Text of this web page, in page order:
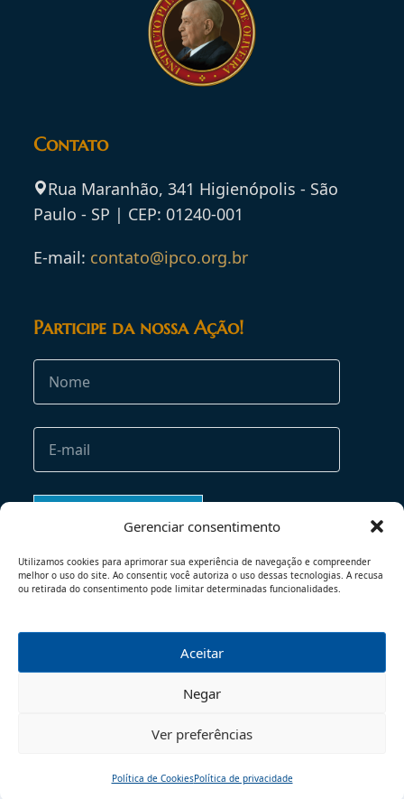
Gerenciar consentimento
Utilizamos cookies para aprimorar sua experiência de navegação e compreender
melhor o uso do site. Ao consentir, você autoriza o uso dessas tecnologias. A recusa
ou retirada do consentimento pode limitar determinadas funcionalidades.
Aceitar
Negar
Ver preferências
Política de CookiesPolítica de privacidade
Contato
Rua Maranhão, 341 Higienópolis - São
Paulo - SP | CEP: 01240-001
E-mail: contato@ipco.org.br
Participe da nossa Ação!
POLÍTICA DE PRIVACIDADE
© 2026 - TODOS OS DIREITOS RESERVADOS